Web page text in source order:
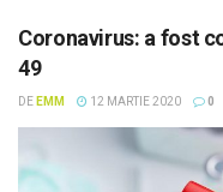
Coronavirus: a fost
49
DE EMM 12 MARTIE 2020 0